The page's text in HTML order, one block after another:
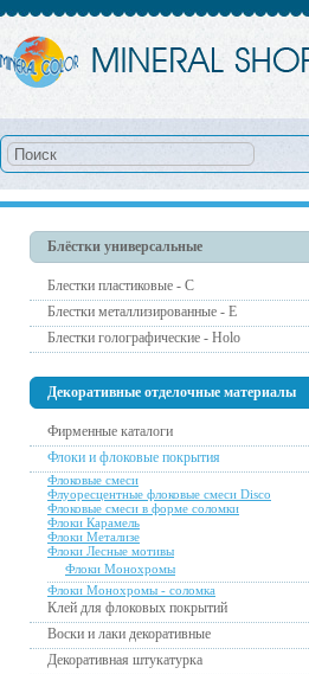
Блёстки универсальные
Блестки пластиковые - С
Блестки металлизированные - Е
Блестки голографические - Holo
Декоративные отделочные материалы
Фирменные каталоги
Флоки и флоковые покрытия
Флоковые смеси
Флуоресцентные флоковые смеси Disco
Флоковые смеси в форме соломки
Флоки Карамель
Флоки Метализе
Флоки Лесные мотивы
Флоки Монохромы
Флоки Монохромы - соломка
Клей для флоковых покрытий
Воски и лаки декоративные
Декоративная штукатурка